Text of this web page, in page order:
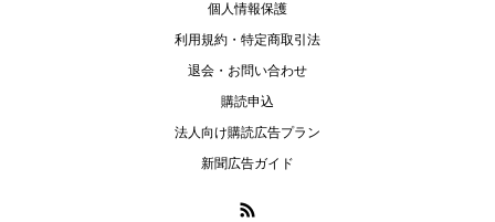
個人情報保護
利用規約・特定商取引法
退会・お問い合わせ
購読申込
法人向け購読広告プラン
新聞広告ガイド